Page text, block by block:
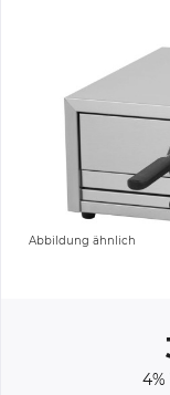
Abbildung ähnlich
4%